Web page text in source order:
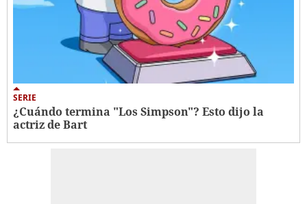
SERIE
¿Cuándo termina "Los Simpson"? Esto dijo la
actriz de Bart